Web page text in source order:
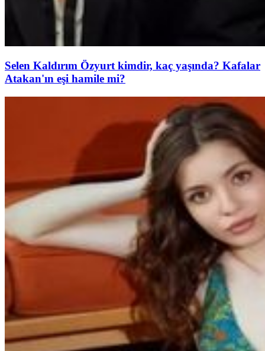
Selen Kaldırım Özyurt kimdir, kaç yaşında? Kafalar
Atakan'ın eşi hamile mi?